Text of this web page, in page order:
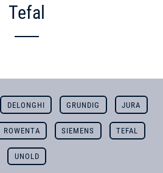
Tefal
DELONGHI GRUNDIG JURA
ROWENTA SIEMENS TEFAL
UNOLD